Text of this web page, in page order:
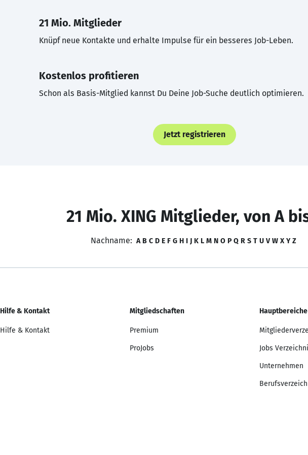
21 Mio. Mitglieder
Knüpf neue Kontakte und erhalte Impulse für ein besseres Job-Leben.
Kostenlos profitieren
Schon als Basis-Mitglied kannst Du Deine Job-Suche deutlich optimieren.
Jetzt registrieren
21 Mio. XING Mitglieder, von A
Nachname: A B C D E F G H I J K L M N O P Q R S T U V W X Y Z
Hilfe & Kontakt
Hilfe & Kontakt
Mitgliedschaften
Premium
ProJobs
Hauptbereiche
Jobs
Unternehmen